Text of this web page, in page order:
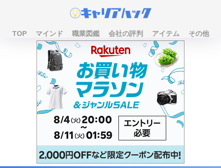
TOP マインド 職業図鑑 会社の評判 アイテム その他